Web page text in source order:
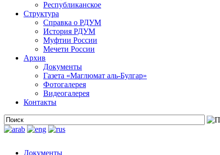
Республиканское
Структура
Справка о РДУМ
История РДУМ
Муфтии России
Мечети России
Архив
Документы
Газета «Маглюмат аль-Булгар»
Фотогалерея
Видеогалерея
Контакты
Документы